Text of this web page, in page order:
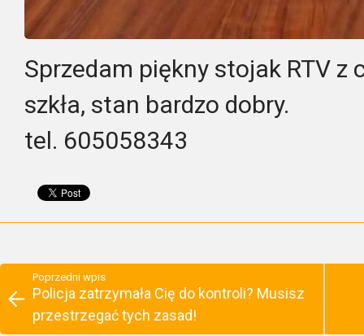
Sprzedam piękny stojak RTV
szkła, stan bardzo dobry.
tel. 605058343
Poprzedni wpis
Policja zatrzymała Cię do kontroli? Musisz
przestrzegać tych zasad!